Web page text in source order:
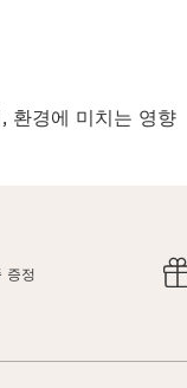
환경에 미치는 영향
증정